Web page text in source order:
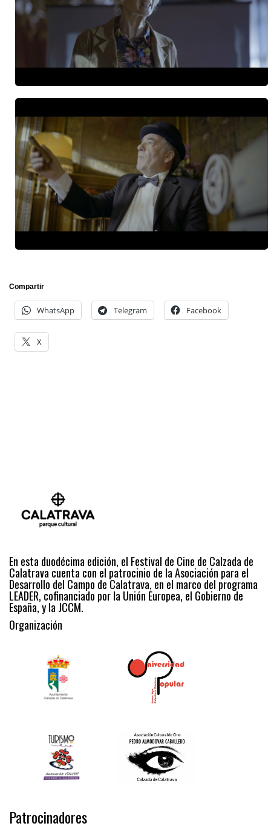
Compartir
WhatsApp Telegram Facebook
X
En esta duodécima edición, el Festival de Cine de Calzada de
Calatrava cuenta con el patrocinio de la Asociación para el
Desarrollo del Campo de Calatrava, en el marco del programa
LEADER, cofinanciado por la Unión Europea, el Gobierno de
España, y la JCCM.
Organización
Patrocinadores